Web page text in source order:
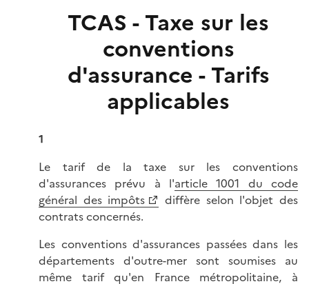
TCAS - Taxe sur les
conventions
d'assurance - Tarifs
applicables
1
Le tarif de la taxe sur les conventions
d'assurances prévu à l'article 1001 du code
général des impôts
diffère selon l'objet des
contrats concernés.
Les conventions d'assurances passées dans les
départements d'outre-mer sont soumises au
même tarif qu'en France métropolitaine, à